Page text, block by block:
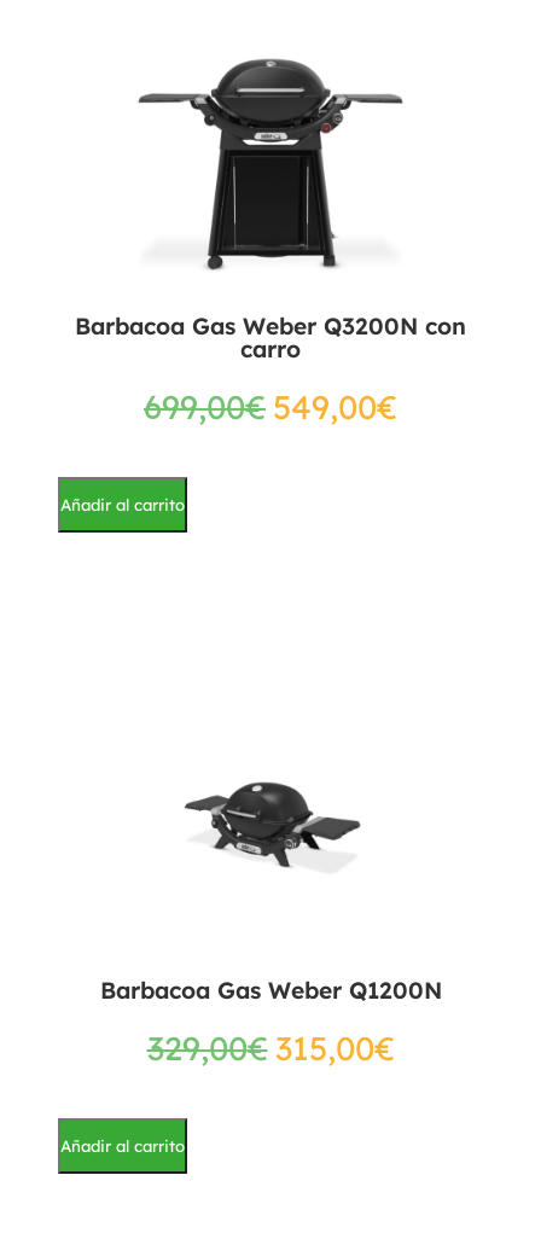
Barbacoa Gas Weber Q3200N con
carro
699,00€ 549,00€
Añadir al carrito
Barbacoa Gas Weber Q1200N
329,00€315,00€
Añadir al carrito